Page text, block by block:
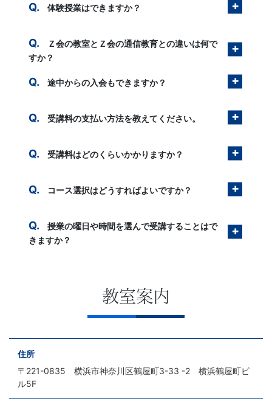
体験授業はできますか？
Ｚ会の教室とＺ会の通信教育との違いは何で
すか？
途中からの入会もできますか？
受講料の支払い方法を教えてください。
受講料はどのくらいかかりますか？
コース選択はどうすればよいですか？
授業の曜日や時間を選んで受講することはで
きますか？
教室案内
住所
〒221-0835 横浜市神奈川区鶴屋町3-33 -2 横浜鶴屋町ビ
ル5F